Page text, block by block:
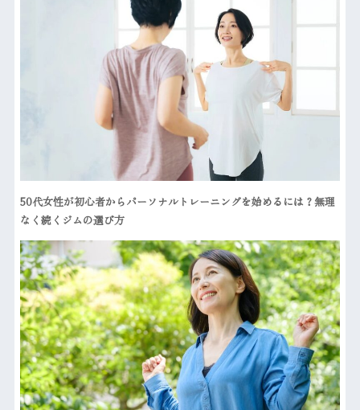
50代女性が初心者からパーソナルトレーニングを始めるには？無理
なく続くジムの選び方